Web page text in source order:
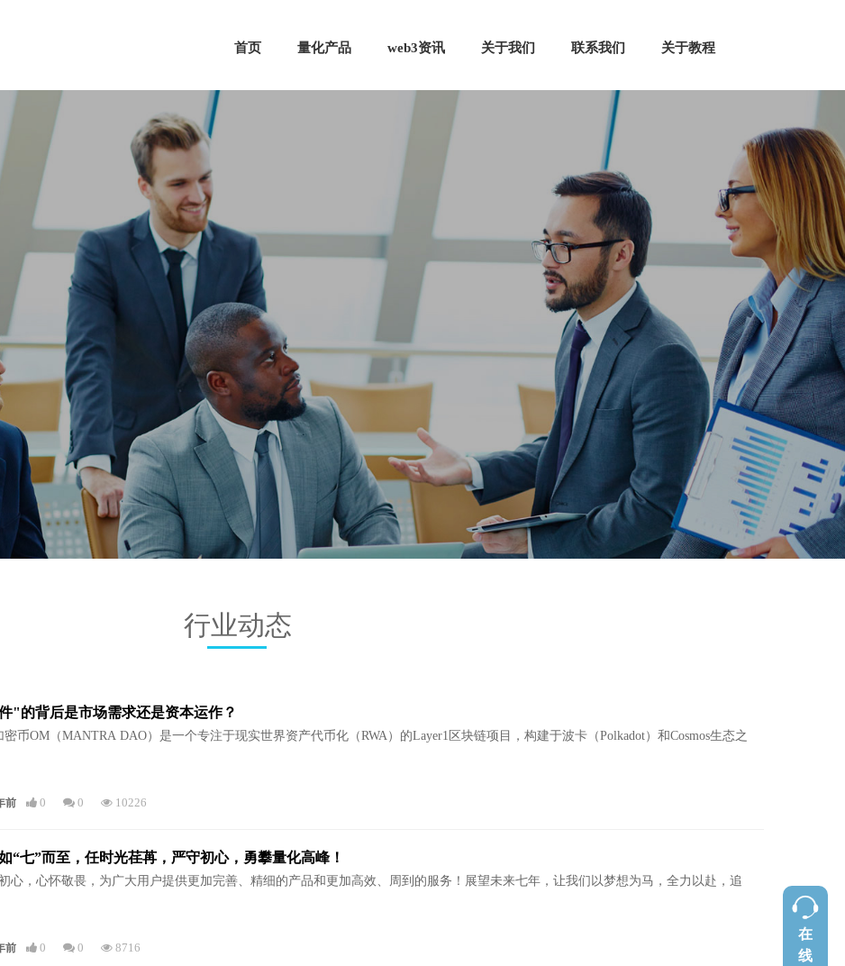
首页 量化产品 web3资讯 关于我们 联系我们 关于教程
在
线
行业动态
"的背后是市场需求还是资本运作？
密币OM（MANTRA DAO）是一个专注于现实世界资产代币化（RWA）的Layer1区块链项目，构建于波卡（Polkadot）和Cosmos生态之
前 0 0 10226
“七”而至，任时光荏苒，严守初心，勇攀量化高峰！
心，心怀敬畏，为广大用户提供更加完善、精细的产品和更加高效、周到的服务！展望未来七年，让我们以梦想为马，全力以赴，追
前 0 0 8716